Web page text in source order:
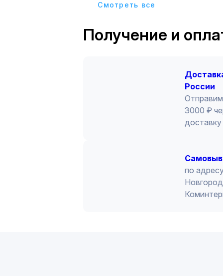
Cмотреть все
Получение и
России
3000 ₽
по